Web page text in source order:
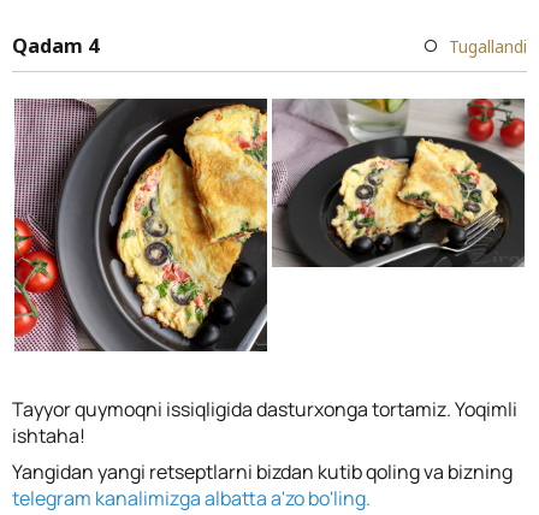
Qadam 4 Tugallandi
Tayyor quymoqni issiqligida dasturxonga tortamiz. Yoqimli
ishtaha!
Yangidan yangi retseptlarni bizdan kutib qoling va bizning
telegram kanalimizga albatta a'zo bo'ling.